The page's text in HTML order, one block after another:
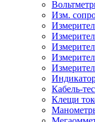
Изм.
Кабель-
Клещи